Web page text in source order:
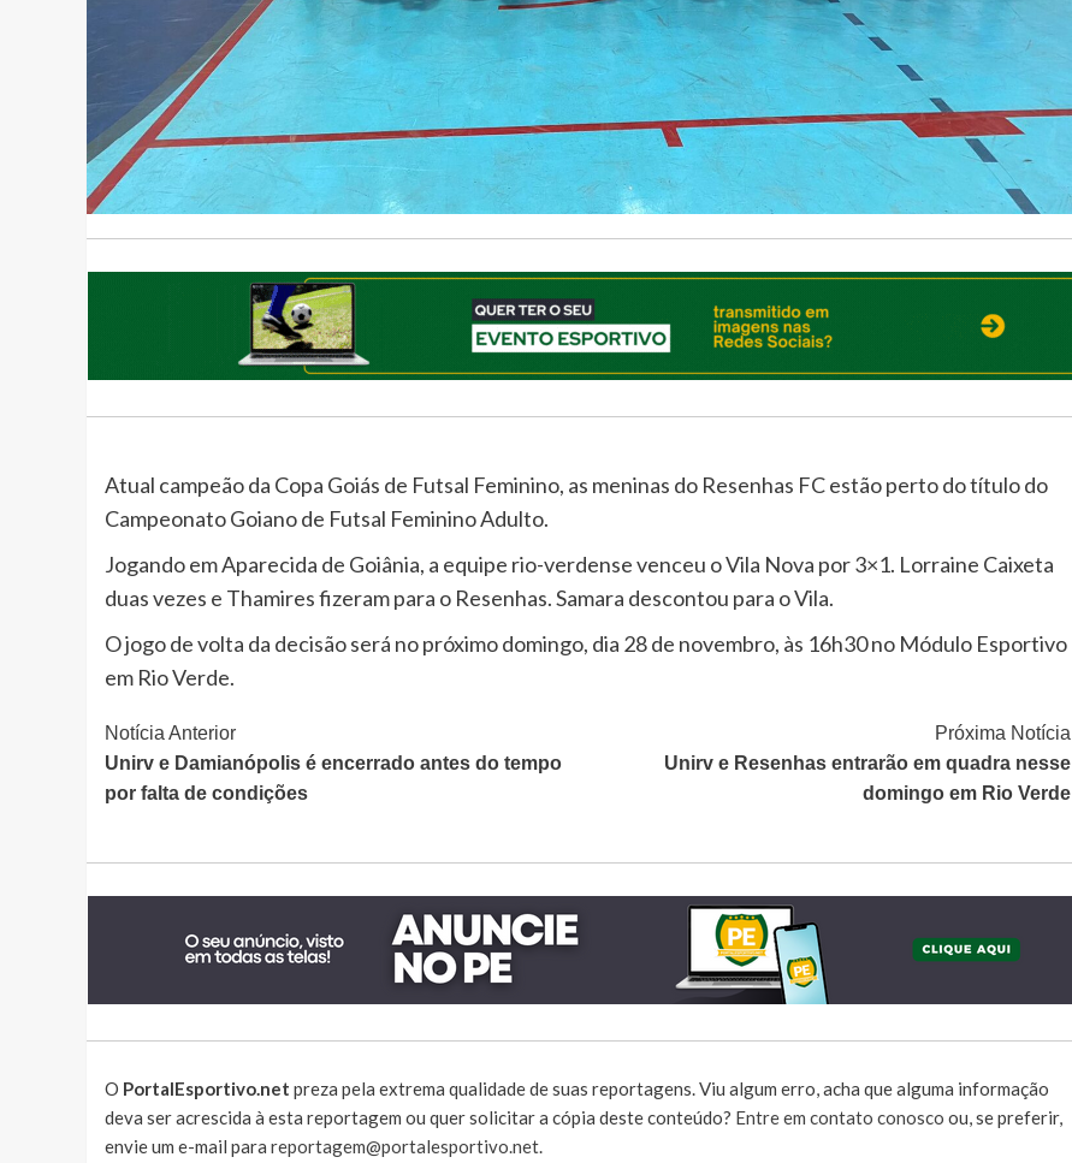
Atual campeão da Copa Goiás de Futsal Feminino, as meninas do Resenhas FC estão perto do título do
Campeonato Goiano de Futsal Feminino Adulto.
Jogando em Aparecida de Goiânia, a equipe rio-verdense venceu o Vila Nova por 3×1. Lorraine Caixeta
duas vezes e Thamires fizeram para o Resenhas. Samara descontou para o Vila.
O jogo de volta da decisão será no próximo domingo, dia 28 de novembro, às 16h30 no Módulo Esportivo
em Rio Verde.
Continue
Lendo
Notícia Anterior
Unirv e Damianópolis é encerrado antes do tempo
por falta de condições
Próxima Notícia
Unirv e Resenhas entrarão em quadra nesse
domingo em Rio Verde
O PortalEsportivo.net preza pela extrema qualidade de suas reportagens. Viu algum erro, acha que alguma informação
deva ser acrescida à esta reportagem ou quer solicitar a cópia deste conteúdo? Entre em contato conosco ou, se preferir,
envie um e-mail para reportagem@portalesportivo.net.